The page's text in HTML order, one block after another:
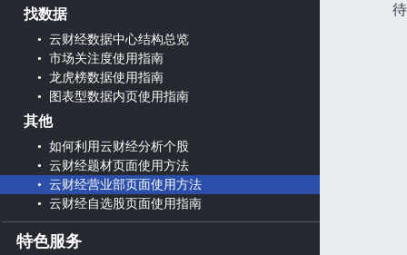
找数据
• 云财经数据中心结构总览
• 市场关注度使用指南
• 龙虎榜数据使用指南
• 图表型数据内页使用指南
其他
• 如何利用云财经分析个股
• 云财经题材页面使用方法
• 云财经营业部页面使用方法
• 云财经自选股页面使用指南
特色服务